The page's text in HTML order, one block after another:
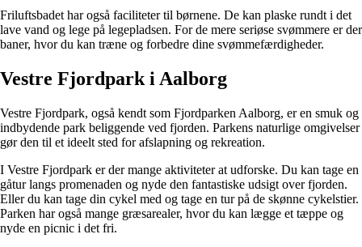
Friluftsbadet har også faciliteter til børnene. De kan plaske rundt i det
lave vand og lege på legepladsen. For de mere seriøse svømmere er der
baner, hvor du kan træne og forbedre dine svømmefærdigheder.
Vestre Fjordpark i Aalborg
Vestre Fjordpark, også kendt som Fjordparken Aalborg, er en smuk og
indbydende park beliggende ved fjorden. Parkens naturlige omgivelser
gør den til et ideelt sted for afslapning og rekreation.
I Vestre Fjordpark er der mange aktiviteter at udforske. Du kan tage en
gåtur langs promenaden og nyde den fantastiske udsigt over fjorden.
Eller du kan tage din cykel med og tage en tur på de skønne cykelstier.
Parken har også mange græsarealer, hvor du kan lægge et tæppe og
nyde en picnic i det fri.